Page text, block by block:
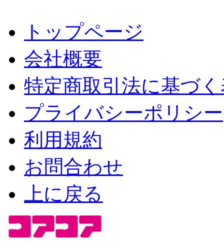
トップページ
会社概要
特定商取引法に基づ
プライバシーポリシー
利用規約
お問合わせ
上に戻る